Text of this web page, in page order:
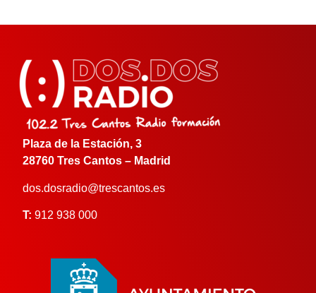
Plaza de la Estación, 3
28760 Tres Cantos – Madrid
dos.dosradio@trescantos.es
T: 912 938 000